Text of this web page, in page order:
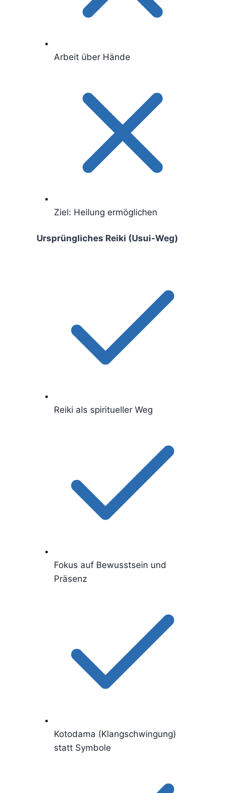
Arbeit über Hände
Ziel: Heilung ermöglichen
Ursprüngliches Reiki (Usui-Weg)
Reiki als spiritueller Weg
Fokus auf Bewusstsein und
Präsenz
Kotodama (Klangschwingung)
statt Symbole